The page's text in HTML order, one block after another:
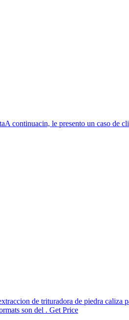
continuacin, le presento un caso de
de trituradora de piedra caliza
son del . Get Price